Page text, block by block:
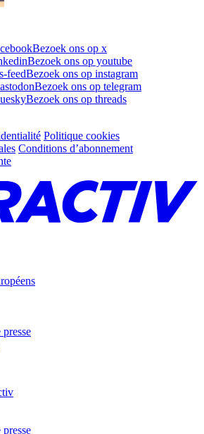
Bezoek ons op x
Bezoek ons op youtube
feedBezoek ons op instagram
Bezoek ons op telegram
Bezoek ons op threads
Politique cookies
Conditions d’abonnement